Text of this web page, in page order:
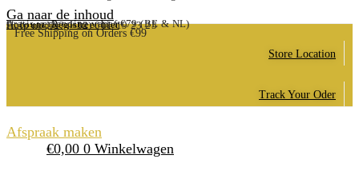
Ga naar de inhoud
Gratis verzending vanaf €79 (BE & NL)
Account, Registreer hier
Hulp nodig? (+32) 011/19 23 25
Free Shipping on Orders €99
Store Location
Track Your Oder
Afspraak maken
€0,00 0 Winkelwagen